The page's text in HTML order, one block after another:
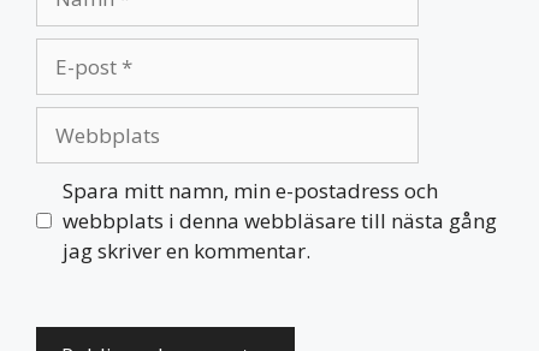
post
Spara mitt namn, min e-postadress och
webbplats i denna webbläsare till nästa gång
jag skriver en kommentar.